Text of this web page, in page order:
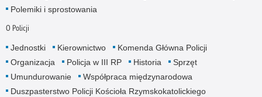
Polemiki i sprostowania
O Policji
Jednostki Kierownictwo
Komenda Główna Policji
Organizacja
Policja w III RP Historia
Sprzęt
Umundurowanie
Współpraca międzynarodowa
Duszpasterstwo Policji Kościoła Rzymskokatolickiego